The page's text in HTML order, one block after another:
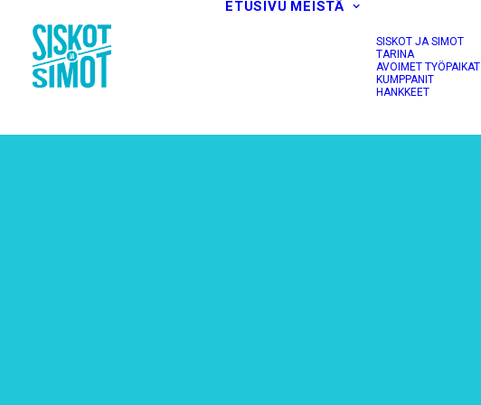
ETUSIVU MEISTÄ
SISKOT JA SIMOT
TARINA
AVOIMET TYÖPAIKAT
KUMPPANIT
HANKKEET